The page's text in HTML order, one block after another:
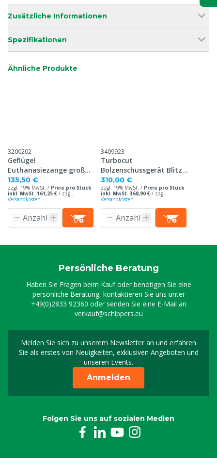
Zusätzliche Informationen
Spezifikationen
Ähnliche Produkte
3200202
Geflügel
Euthanasiezange groß
Edelstahl, <25 kg
135,50 €
zzgl. 19% MwSt. / Preis pro Stück
inkl. MwSt. 161,25 € / zzgl.
Versandkosten
3409923
Turbocut
Bolzenschussgerät Blitz
Schlag (Geflügel)
310,00 €
zzgl. 19% MwSt. / Preis pro Stück
inkl. MwSt. 368,90 € / zzgl.
Versandkosten
Persönliche Beratung
Haben Sie Fragen beim Kauf oder benötigen Sie eine
persönliche Beratung, kontaktieren Sie uns unter
+49(0)2833 92360 oder senden Sie eine E-Mail an
verkauf@schippers.eu
Melden Sie sich zu unserem Newsletter an und erfahren
Sie als erstes von Neuigkeiten, exklusiven Angeboten und
unseren Events.
Melden Sie sich für
Anmelden
Folgen Sie uns auf sozialen Medien